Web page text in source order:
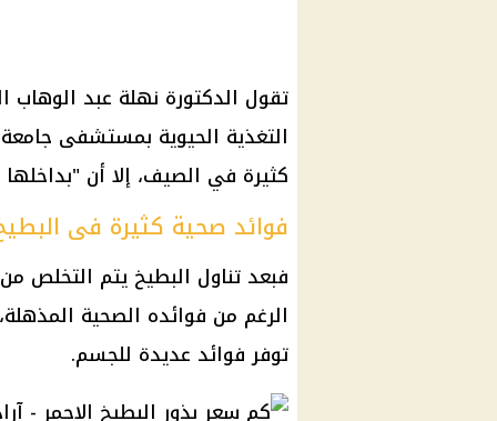
تقول الدكتورة نهلة عبد الوهاب
التغذية الحيوية بمستشفى
كثيرة في الصيف، إلا أن
فوائد صحية كثيرة فى
فبعد تناول البطيخ يتم التخلص
الرغم من فوائده الصحية
توفر فوائد عديدة للجسم.